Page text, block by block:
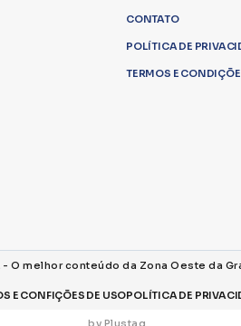
CONTATO
POLÍTICA DE
TERMOS E
O melhor conteúdo da Zona Oeste da
E CONFIÇÕES DE USOPOLÍTICA DE